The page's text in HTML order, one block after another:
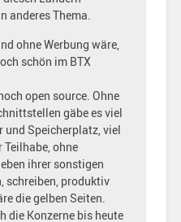
anderes Thema.
ohne Werbung wäre,
schön im BTX
open source. Ohne
gäbe es viel
und Speicherplatz, viel
ohne
ihrer sonstigen
schreiben, produktiv
die gelben Seiten.
die Konzerne bis heute